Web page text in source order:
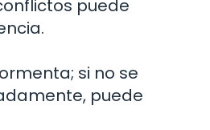
puede
si no se
puede